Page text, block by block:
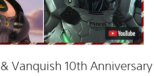
Vanquish 10th